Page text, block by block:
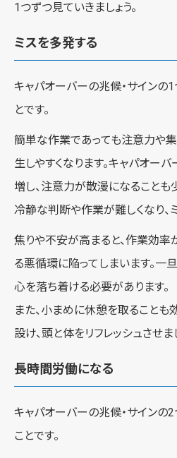
1つずつ見ていきましょう。
ミスを多発する
キャパオーバーの兆候・サインの
とです。
簡単な作業であっても注意力や
生しやすくなります。キャパオー
増し、注意力が散漫になることも
冷静な判断や作業が難しくなり、
焦りや不安が高まると、作業効率
る悪循環に陥ってしまいます。一
心を落ち着ける必要があります。
また、小まめに休憩を取ることも
設け、頭と体をリフレッシュさせま
長時間労働になる
キャパオーバーの兆候・サインの
ことです。